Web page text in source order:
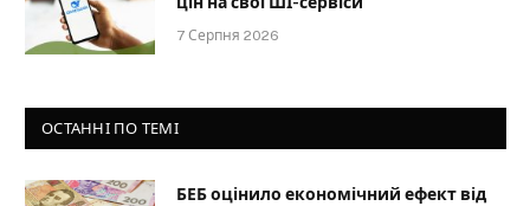
7 Серпня 2026
ОСТАННІ ПО ТЕМІ
БЕБ оцінило економічний ефект від